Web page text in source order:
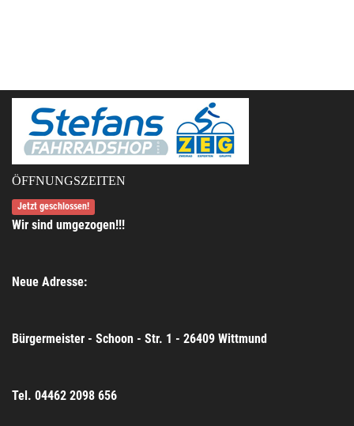
ÖFFNUNGSZEITEN
Jetzt geschlossen!
Wir sind umgezogen!!!
Neue Adresse:
Bürgermeister - Schoon - Str. 1 - 26409 Wittmund
Tel. 04462 2098 656